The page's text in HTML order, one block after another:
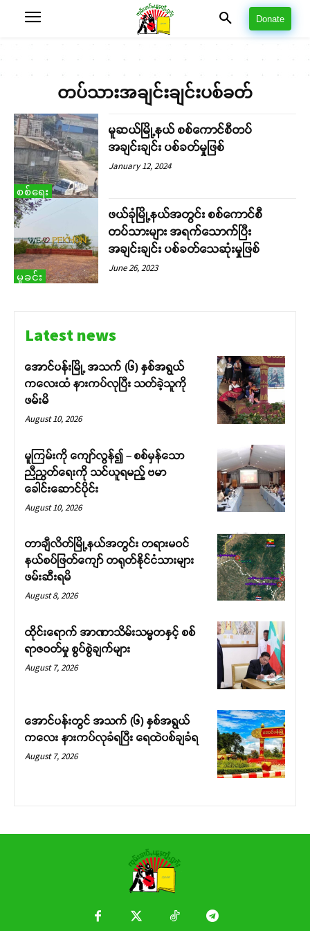
Donate
တပ်သားအချင်းချင်းပစ်ခတ်
စစ်ရေး
မူဆယ်မြို့နယ် စစ်ကောင်စီတပ်
အချင်းချင်း ပစ်ခတ်မှုဖြစ်
January 12, 2024
မှုခင်း
ဖယ်ခုံမြို့နယ်အတွင်း စစ်ကောင်စီ
တပ်သားများ အရက်သောက်ပြီး
အချင်းချင်း ပစ်ခတ်သေဆုံးမှုဖြစ်
June 26, 2023
Latest news
အောင်ပန်းမြို့ အသက် (၆) နှစ်အရွယ်
ကလေးထံ နားကပ်လုပြီး သတ်ခဲ့သူကို
ဖမ်းမိ
August 10, 2026
မူကြမ်းကို ကျော်လွန်၍ – စစ်မှန်သော
ညီညွတ်ရေးကို သင်ယူရမည့် ဗမာ
ခေါင်းဆောင်ပိုင်း
August 10, 2026
တာချီလိတ်မြို့နယ်အတွင်း တရားမဝင်
နယ်စပ်ဖြတ်ကျော် တရုတ်နိုင်ငံသားများ
ဖမ်းဆီးရမိ
August 8, 2026
ထိုင်းရောက် အာဏာသိမ်းသမ္မတနှင့် စစ်
ရာဇဝတ်မှု စွပ်စွဲချက်များ
August 7, 2026
အောင်ပန်းတွင် အသက် (၆) နှစ်အရွယ်
ကလေး နားကပ်လုခံရပြီး ရေထဲပစ်ချခံရ
August 7, 2026